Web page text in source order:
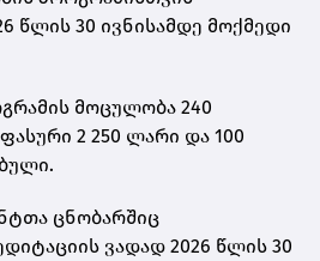
წლის 30 ივნისამდე მოქმედი
მოცულობა 240
2 250 ლარი და 100
ცნობარშიც
ვადად 2026 წლის 30